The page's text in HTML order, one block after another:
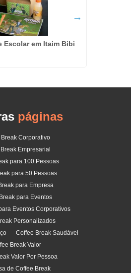
Escolar em Itaim Bibi
páginas
Corporativo
Empresarial
para 100 Pessoas
para 50 Pessoas
para Empresa
para Eventos
Eventos Corporativos
Personalizados
Coffee Break Saudável
Break Valor
Valor Por Pessoa
de Coffee Break